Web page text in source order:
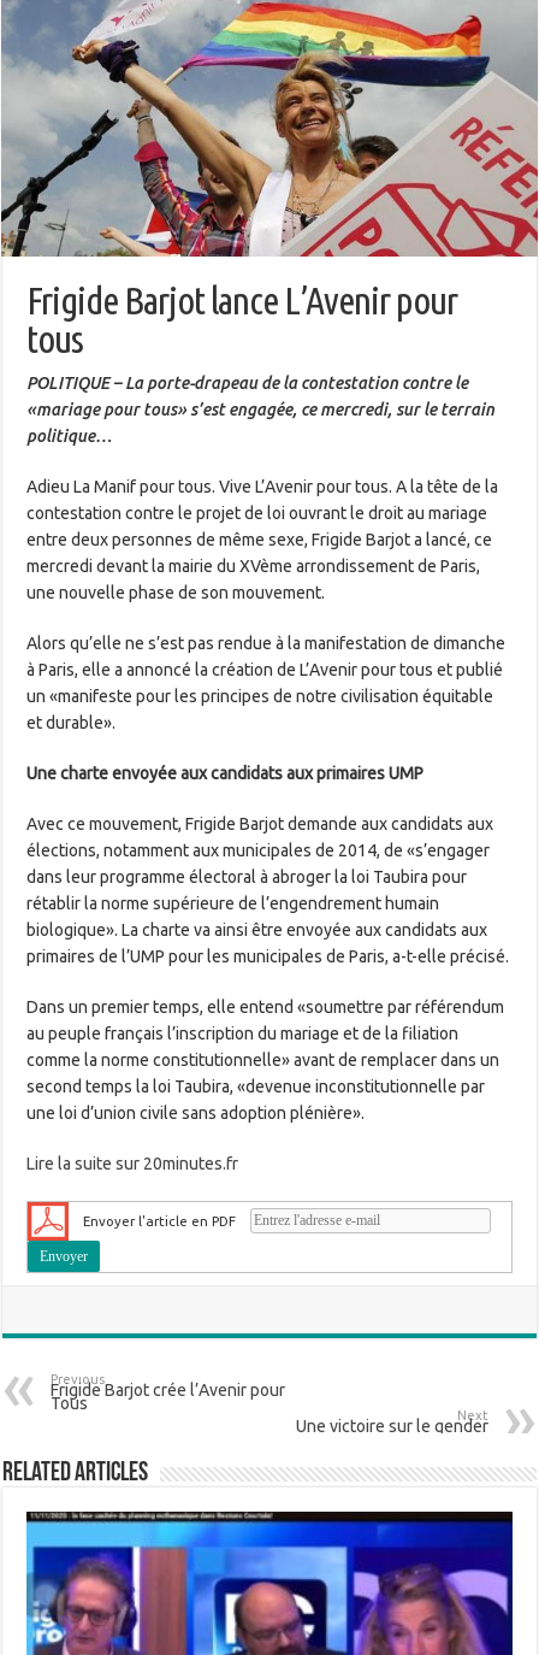
Frigide Barjot lance L’Avenir pour
tous
POLITIQUE – La porte-drapeau de la contestation contre le
«mariage pour tous» s’est engagée, ce mercredi, sur le terrain
politique…
Adieu La Manif pour tous. Vive L’Avenir pour tous. A la tête de la
contestation contre le projet de loi ouvrant le droit au mariage
entre deux personnes de même sexe, Frigide Barjot a lancé, ce
mercredi devant la mairie du XVème arrondissement de Paris,
une nouvelle phase de son mouvement.
Alors qu’elle ne s’est pas rendue à la manifestation de dimanche
à Paris, elle a annoncé la création de L’Avenir pour tous et publié
un «manifeste pour les principes de notre civilisation équitable
et durable».
Une charte envoyée aux candidats aux primaires UMP
Avec ce mouvement, Frigide Barjot demande aux candidats aux
élections, notamment aux municipales de 2014, de «s’engager
dans leur programme électoral à abroger la loi Taubira pour
rétablir la norme supérieure de l’engendrement humain
biologique». La charte va ainsi être envoyée aux candidats aux
primaires de l’UMP pour les municipales de Paris, a-t-elle précisé.
Dans un premier temps, elle entend «soumettre par référendum
au peuple français l’inscription du mariage et de la filiation
comme la norme constitutionnelle» avant de remplacer dans un
second temps la loi Taubira, «devenue inconstitutionnelle par
une loi d’union civile sans adoption plénière».
Lire la suite sur 20minutes.fr
Envoyer l'article en PDF
Previous
Frigide Barjot crée l’Avenir pour
Tous
Next
Une victoire sur le gender
Related Articles